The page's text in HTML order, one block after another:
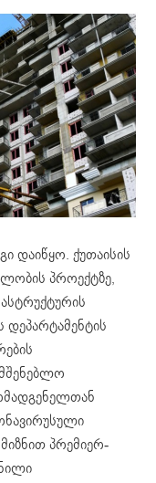
დაიწყო. ქუთაისის
პროექტზე,
პრემიერ-